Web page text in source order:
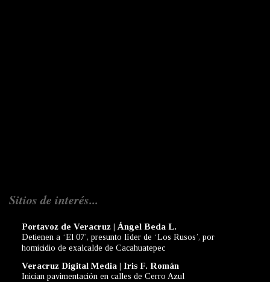
Sitios de interés...
Portavoz de Veracruz | Ángel Beda L.
Detienen a ‘El 07’, presunto líder de ‘Los Rusos’, por
homicidio de exalcalde de Cacahuatepec
Veracruz Digital Media | Iris F. Román
Inician pavimentación en calles de Cerro Azul